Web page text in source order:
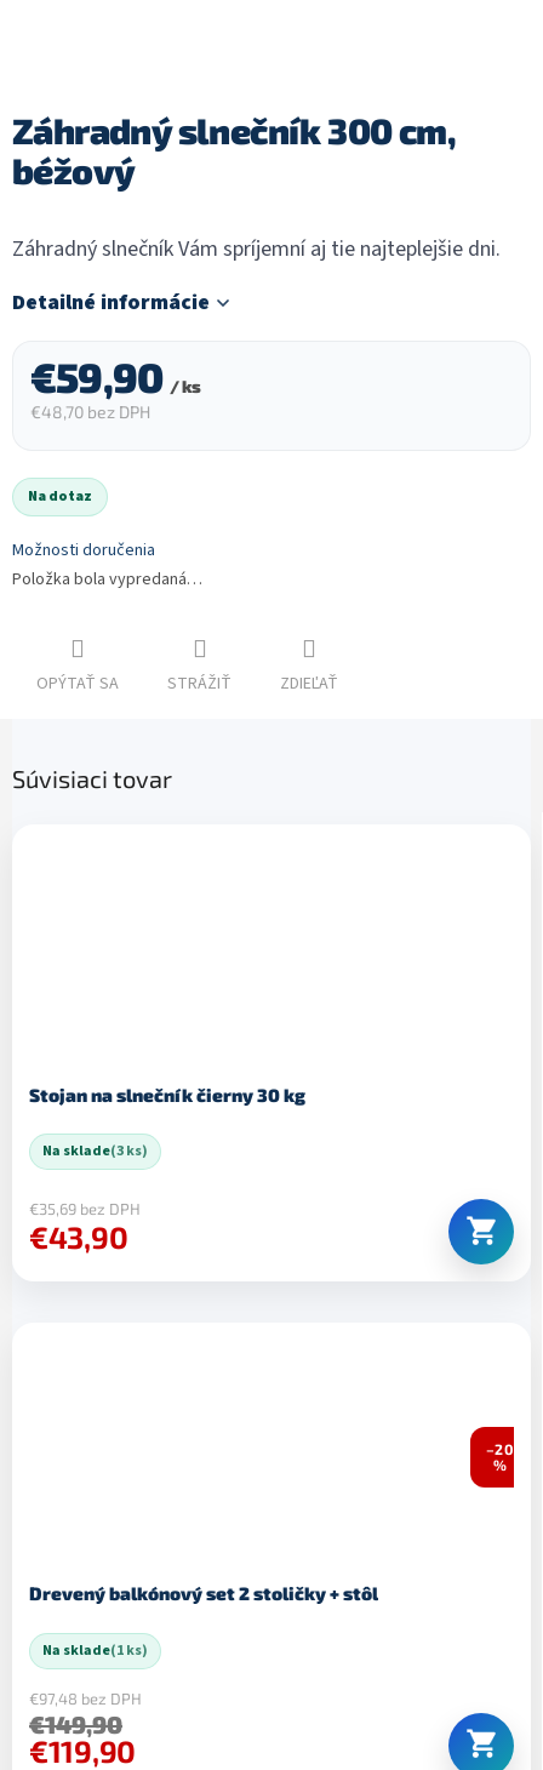
Záhradný slnečník 300 cm,
béžový
Záhradný slnečník Vám spríjemní aj tie najteplejšie dni.
Detailné informácie
€59,90 / ks
€48,70 bez DPH
Na dotaz
Možnosti doručenia
Položka bola vypredaná…
OPÝTAŤ SA STRÁŽIŤ ZDIEĽAŤ
Súvisiaci tovar
Stojan na slnečník čierny 30 kg
Na sklade(3 ks)
€35,69 bez DPH
€43,90
–20
%
Drevený balkónový set 2 stoličky + stôl
Na sklade(1 ks)
€97,48 bez DPH
€149,90
€119,90